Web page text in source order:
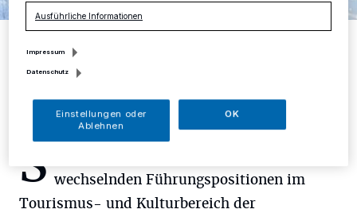
Foto: Kreis Mettmann
S wechselnden Führungspositionen im
Tourismus- und Kulturbereich der
Ausführliche Informationen
Impressum
Datenschutz
Einstellungen oder
Ablehnen
OK